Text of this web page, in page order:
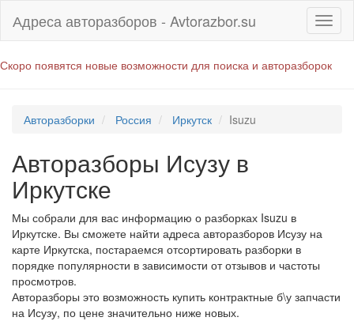
Адреса авторазборов - Avtorazbor.su
Скоро появятся новые возможности для поиска и авторазборок
Авторазборки Россия Иркутск Isuzu
Авторазборы Исузу в
Иркутске
Мы собрали для вас информацию о разборках Isuzu в
Иркутске. Вы сможете найти адреса авторазборов Исузу на
карте Иркутска, постараемся отсортировать разборки в
порядке популярности в зависимости от отзывов и частоты
просмотров.
Авторазборы это возможность купить контрактные б\у запчасти
на Исузу, по цене значительно ниже новых.